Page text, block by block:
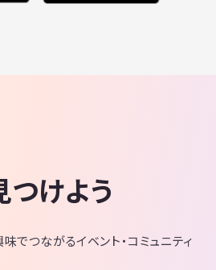
つけよう
でつながるイベント・コミュニティ